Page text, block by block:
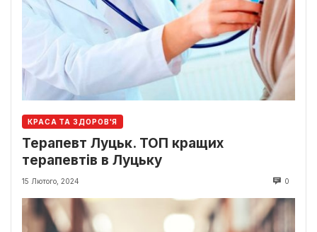
КРАСА ТА ЗДОРОВ'Я
Терапевт Луцьк. ТОП кращих
терапевтів в Луцьку
15 Лютого, 2024 0